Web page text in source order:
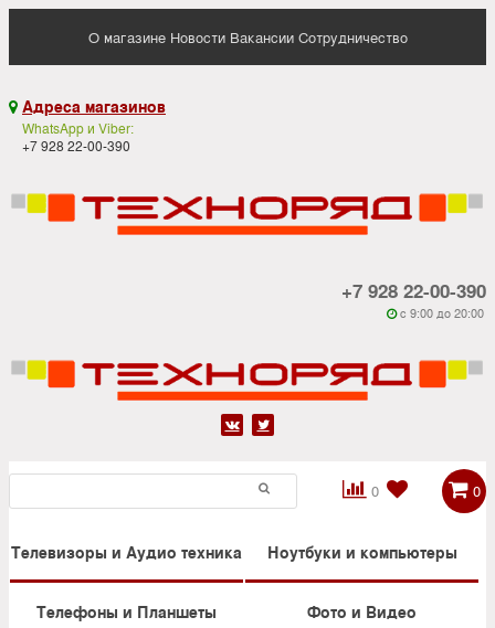
О магазине Новости Вакансии Сотрудничество
 Адреса магазинов
WhatsApp и Viber:
+7 928 22-00-390
+7 928 22-00-390
 c 9:00 до 20:00
 
0

 0
Телевизоры и Аудио техника Ноутбуки и компьютеры
Телефоны и Планшеты Фото и Видео